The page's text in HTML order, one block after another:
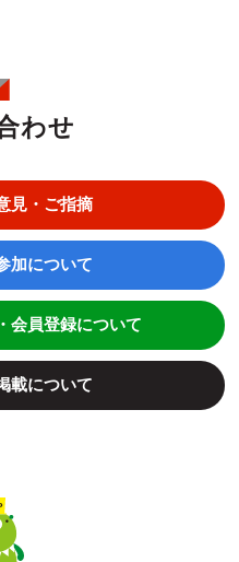
わせ
見・ご指摘
加について
会員登録について
載について